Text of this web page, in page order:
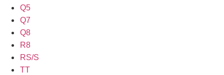
Q5
Q7
Q8
R8
RS/S
TT